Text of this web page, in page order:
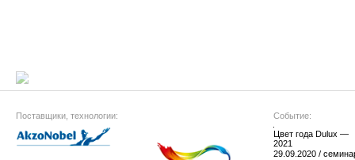
Поставщики, технологии:
Событие:
Цвет года Dulux —
2021
29.09.2020 /